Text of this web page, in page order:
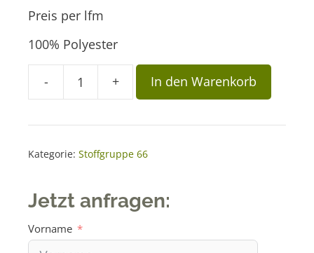
Preis per lfm
100% Polyester
-
Stoff
66.08.90
Menge
+ In den Warenkorb
e
r
t
i
v
Kategorie: Stoffgruppe 66
Jetzt anfragen:
Vorname